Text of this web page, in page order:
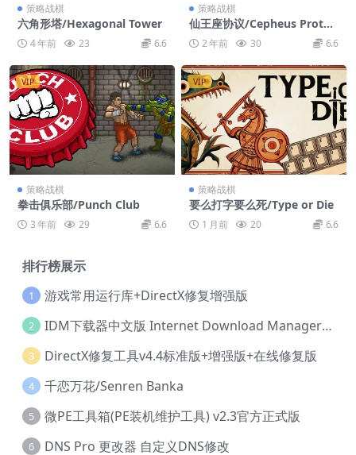
策略战棋
六角形塔/Hexagonal Tower
4 年前 23 6.6
策略战棋
仙王座协议/Cepheus Protoc
ol 2 年前 30 6.6
VIP
策略战棋
拳击俱乐部/Punch Club
3 年前 29 6.6
VIP
策略战棋
要么打字要么死/Type or Die
1 月前 20 6.6
排行榜展示
1 游戏常用运行库+DirectX修复增强版
2 IDM下载器中文版 Internet Download Manager v6.42.36 IDM
3 DirectX修复工具v4.4标准版+增强版+在线修复版
4 千恋万花/Senren Banka
5 微PE工具箱(PE装机维护工具) v2.3官方正式版
6 DNS Pro 更改器 自定义DNS修改